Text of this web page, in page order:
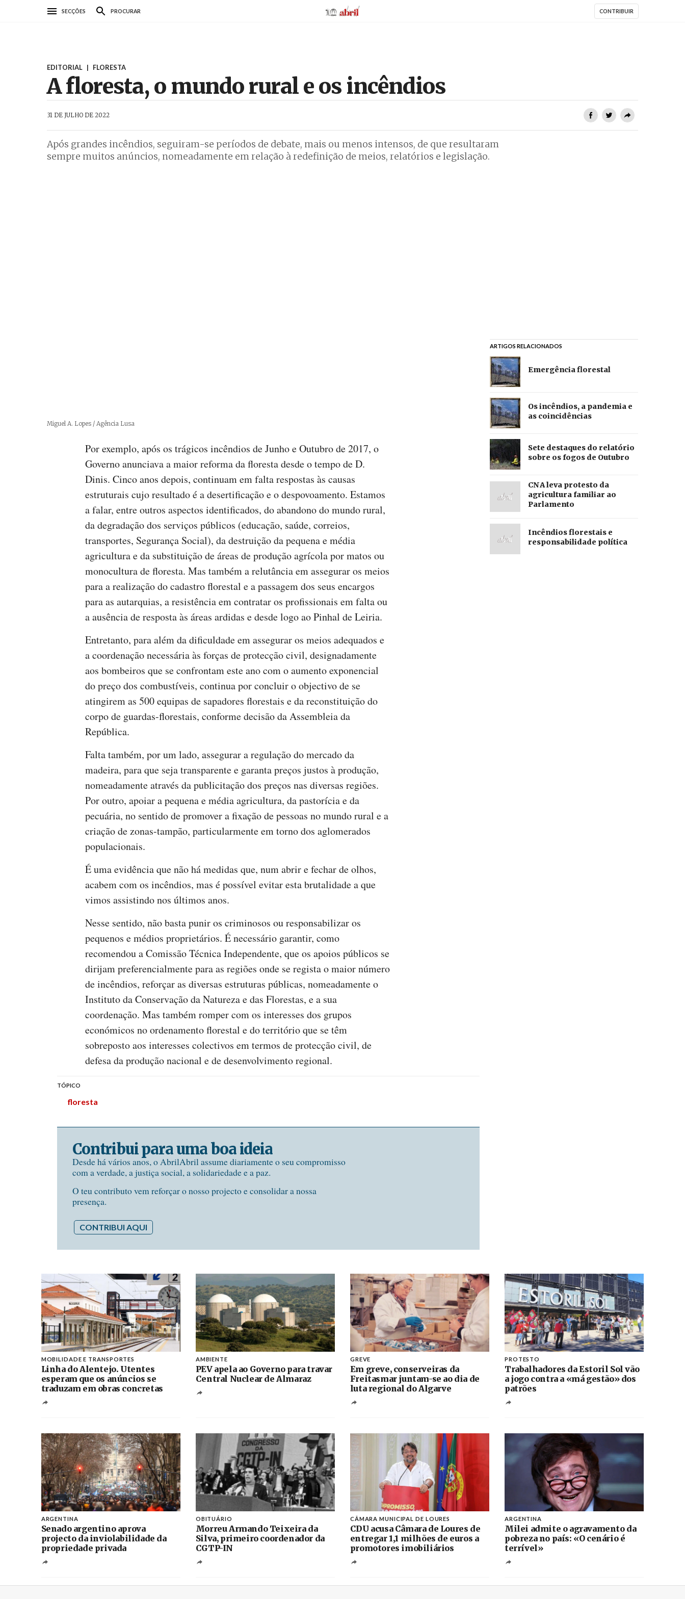
SECÇÕES PROCURAR AbrilAbril CONTRIBUIR
EDITORIAL | FLORESTA
A floresta, o mundo rural e os incêndios
31 DE JULHO DE 2022
Após grandes incêndios, seguiram-se períodos de debate, mais ou menos intensos, de que resultaram
sempre muitos anúncios, nomeadamente em relação à redefinição de meios, relatórios e legislação.
Créditos
Miguel A. Lopes / Agência Lusa
Por exemplo, após os trágicos incêndios de Junho e Outubro de 2017, o
Governo anunciava a maior reforma da floresta desde o tempo de D.
Dinis. Cinco anos depois, continuam em falta respostas às causas
estruturais cujo resultado é a desertificação e o despovoamento. Estamos
a falar, entre outros aspectos identificados, do abandono do mundo rural,
da degradação dos serviços públicos (educação, saúde, correios,
transportes, Segurança Social), da destruição da pequena e média
agricultura e da substituição de áreas de produção agrícola por matos ou
monocultura de floresta. Mas também a relutância em assegurar os meios
para a realização do cadastro florestal e a passagem dos seus encargos
para as autarquias, a resistência em contratar os profissionais em falta ou
a ausência de resposta às áreas ardidas e desde logo ao Pinhal de Leiria.
Entretanto, para além da dificuldade em assegurar os meios adequados e
a coordenação necessária às forças de protecção civil, designadamente
aos bombeiros que se confrontam este ano com o aumento exponencial
do preço dos combustíveis, continua por concluir o objectivo de se
atingirem as 500 equipas de sapadores florestais e da reconstituição do
corpo de guardas-florestais, conforme decisão da Assembleia da
República.
Falta também, por um lado, assegurar a regulação do mercado da
madeira, para que seja transparente e garanta preços justos à produção,
nomeadamente através da publicitação dos preços nas diversas regiões.
Por outro, apoiar a pequena e média agricultura, da pastorícia e da
pecuária, no sentido de promover a fixação de pessoas no mundo rural e a
criação de zonas-tampão, particularmente em torno dos aglomerados
populacionais.
É uma evidência que não há medidas que, num abrir e fechar de olhos,
acabem com os incêndios, mas é possível evitar esta brutalidade a que
vimos assistindo nos últimos anos.
Nesse sentido, não basta punir os criminosos ou responsabilizar os
pequenos e médios proprietários. É necessário garantir, como
recomendou a Comissão Técnica Independente, que os apoios públicos se
dirijam preferencialmente para as regiões onde se regista o maior número
de incêndios, reforçar as diversas estruturas públicas, nomeadamente o
Instituto da Conservação da Natureza e das Florestas, e a sua
coordenação. Mas também romper com os interesses dos grupos
económicos no ordenamento florestal e do território que se têm
sobreposto aos interesses colectivos em termos de protecção civil, de
defesa da produção nacional e de desenvolvimento regional.
TÓPICO
floresta
Contribui para uma boa ideia
Desde há vários anos, o AbrilAbril assume diariamente o seu compromisso
com a verdade, a justiça social, a solidariedade e a paz.
O teu contributo vem reforçar o nosso projecto e consolidar a nossa
presença.
CONTRIBUI AQUI
ARTIGOS RELACIONADOS
Emergência florestal
Os incêndios, a pandemia e
as coincidências
Sete destaques do relatório
sobre os fogos de Outubro
CNA leva protesto da
agricultura familiar ao
Parlamento
Incêndios florestais e
responsabilidade política
MOBILIDADE E TRANSPORTES
Linha do Alentejo. Utentes
esperam que os anúncios se
traduzam em obras concretas
AMBIENTE
PEV apela ao Governo para travar
Central Nuclear de Almaraz
GREVE
Em greve, conserveiras da
Freitasmar juntam-se ao dia de
luta regional do Algarve
PROTESTO
Trabalhadores da Estoril Sol vão
a jogo contra a «má gestão» dos
patrões
ARGENTINA
Senado argentino aprova
projecto da inviolabilidade da
propriedade privada
OBITUÁRIO
Morreu Armando Teixeira da
Silva, primeiro coordenador da
CGTP-IN
CÂMARA MUNICIPAL DE LOURES
CDU acusa Câmara de Loures de
entregar 1,1 milhões de euros a
promotores imobiliários
ARGENTINA
Milei admite o agravamento da
pobreza no país: «O cenário é
terrível»